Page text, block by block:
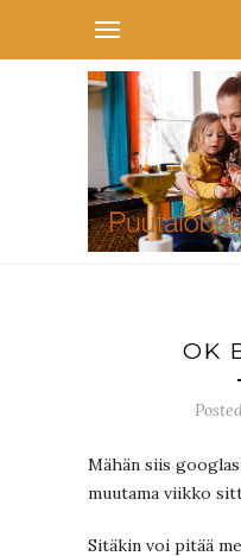
OK
Mähän siis
muutama viikko
Sitäkin voi pitää